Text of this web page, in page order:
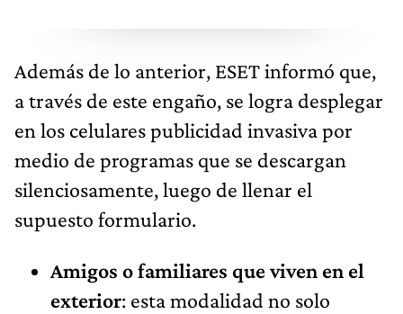
Además de lo anterior, ESET informó que,
a través de este engaño, se logra desplegar
en los celulares publicidad invasiva por
medio de programas que se descargan
silenciosamente, luego de llenar el
supuesto formulario.
Amigos o familiares que viven en el
exterior: esta modalidad no solo